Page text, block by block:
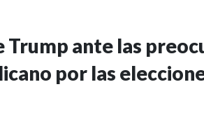
Trump ante las
por las